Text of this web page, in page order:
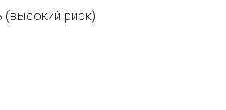
риск)